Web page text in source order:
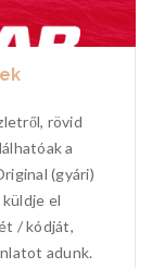
rövid
a
(gyári)
el
/ kódját,
adunk.